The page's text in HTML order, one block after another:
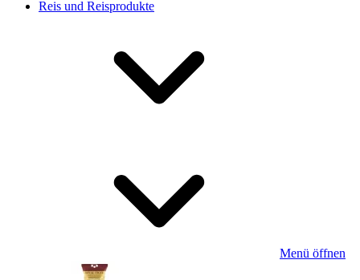
Reis und Reisprodukte
Menü öffnen